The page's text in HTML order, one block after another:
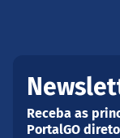
Receba as
PortalGO